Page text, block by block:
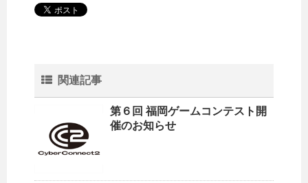
関連記事
第６回 福岡ゲームコンテスト開
催のお知らせ